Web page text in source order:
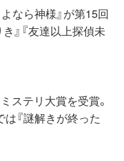
なら神様』が第15回
』『友達以上探偵未
ステリ大賞を受賞。
は『謎解きが終った